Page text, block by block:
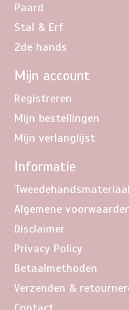
Paard
Stal & Erf
2de hands
Mijn account
Registreren
Mijn bestellingen
Mijn verlanglijst
Informatie
Tweedehandsmateriaal
Algemene
Disclaimer
Privacy Policy
Betaalmethoden
Verzenden &